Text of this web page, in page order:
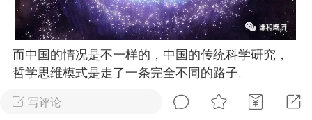
容平，顺时收
时精气
0
谷气行、营卫通：内经视角
写评论
而中国的情况是不一样的，中国的传统科学研究，
哲学思维模式是走了一条完全不同的路子。
虽然，西方世界的思维方式和科学体系的不断渗透